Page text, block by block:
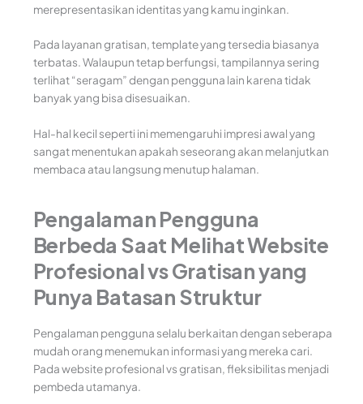
merepresentasikan identitas yang kamu inginkan.
Pada layanan gratisan, template yang tersedia biasanya
terbatas. Walaupun tetap berfungsi, tampilannya sering
terlihat “seragam” dengan pengguna lain karena tidak
banyak yang bisa disesuaikan.
Hal-hal kecil seperti ini memengaruhi impresi awal yang
sangat menentukan apakah seseorang akan melanjutkan
membaca atau langsung menutup halaman.
Pengalaman Pengguna
Berbeda Saat Melihat Website
Profesional vs Gratisan yang
Punya Batasan Struktur
Pengalaman pengguna selalu berkaitan dengan seberapa
mudah orang menemukan informasi yang mereka cari.
Pada website profesional vs gratisan, fleksibilitas menjadi
pembeda utamanya.